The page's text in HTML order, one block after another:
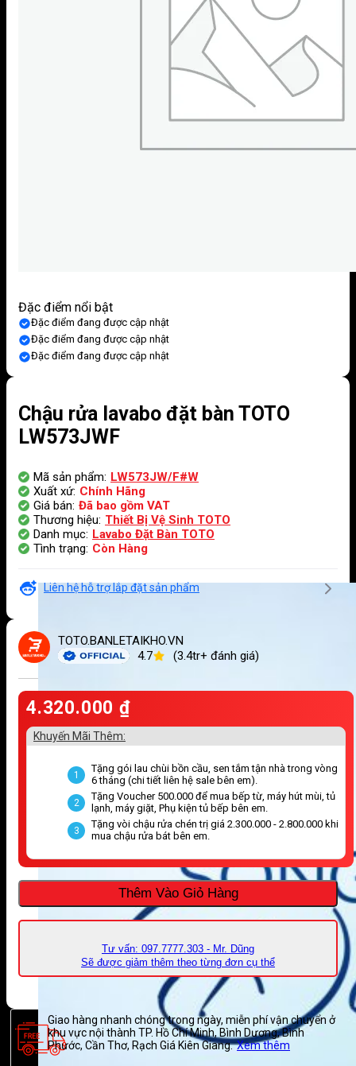
Đặc điểm nổi bật
Đặc điểm đang được cập nhật
Đặc điểm đang được cập nhật
Đặc điểm đang được cập nhật
Chậu rửa lavabo đặt bàn TOTO
LW573JWF
Mã sản phẩm: LW573JW/F#W
Xuất xứ: Chính Hãng
Giá bán: Đã bao gồm VAT
Thương hiệu: Thiết Bị Vệ Sinh TOTO
Danh mục: Lavabo Đặt Bàn TOTO
Tình trạng: Còn Hàng
Liên hệ hỗ trợ lắp đặt sản phẩm
TOTO.BANLETAIKHO.VN
4.7
(3.4tr+ đánh giá)
4.320.000₫
Khuyến Mãi Thêm:
1
Tặng gói lau chùi bồn cầu, sen tắm tận nhà trong vòng
6 tháng (chi tiết liên hệ sale bên em).
2
Tặng Voucher 500.000 để mua bếp từ, máy hút mùi, tủ
lạnh, máy giặt, Phụ kiện tủ bếp bên em.
3
Tặng vòi chậu rửa chén trị giá 2.300.000 - 2.800.000 khi
mua chậu rửa bát bên em.
Thêm Vào Giỏ Hàng
Tư vấn: 097.7777.303 - Mr. Dũng
Sẽ được giảm thêm theo từng đơn cụ thể
Giao hàng nhanh chóng trong ngày, miễn phí vận chuyển ở
khu vực nội thành TP. Hồ Chí Minh, Bình Dương, Bình
Phước, Cần Thơ, Rạch Giá Kiên Giang. Xem thêm